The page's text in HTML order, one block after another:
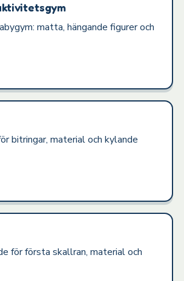
matta, hängande figurer och
bitringar, material och kylande
för första skallran, material och